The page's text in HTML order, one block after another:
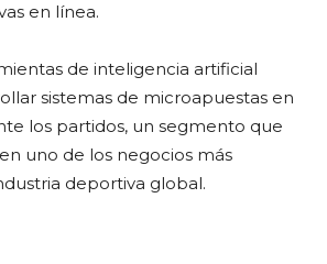
en línea.
de inteligencia artificial
sistemas de microapuestas en
los partidos, un segmento que
uno de los negocios más
deportiva global.